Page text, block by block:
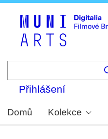
Přihlášení
Domů Kolekce